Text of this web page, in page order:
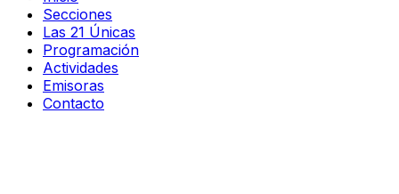
Secciones
Las 21 Únicas
Programación
Actividades
Emisoras
Contacto